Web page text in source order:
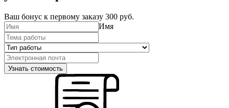
Ваш бонус к первому заказу 300 руб.
Имя